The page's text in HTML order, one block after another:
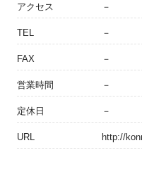
アクセス －
TEL －
FAX －
営業時間 －
定休日 －
URL http://